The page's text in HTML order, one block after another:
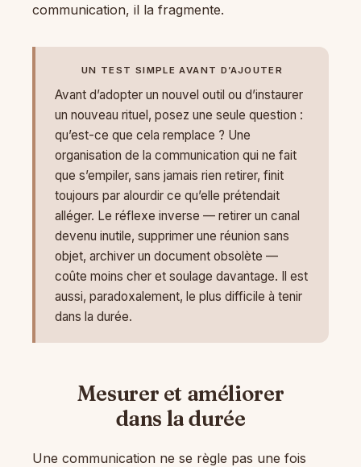
communication, il la fragmente.
UN TEST SIMPLE AVANT D’AJOUTER
Avant d’adopter un nouvel outil ou d’instaurer
un nouveau rituel, posez une seule question :
qu’est-ce que cela remplace ? Une
organisation de la communication qui ne fait
que s’empiler, sans jamais rien retirer, finit
toujours par alourdir ce qu’elle prétendait
alléger. Le réflexe inverse — retirer un canal
devenu inutile, supprimer une réunion sans
objet, archiver un document obsolète —
coûte moins cher et soulage davantage. Il est
aussi, paradoxalement, le plus difficile à tenir
dans la durée.
Mesurer et améliorer
dans la durée
Une communication ne se règle pas une fois